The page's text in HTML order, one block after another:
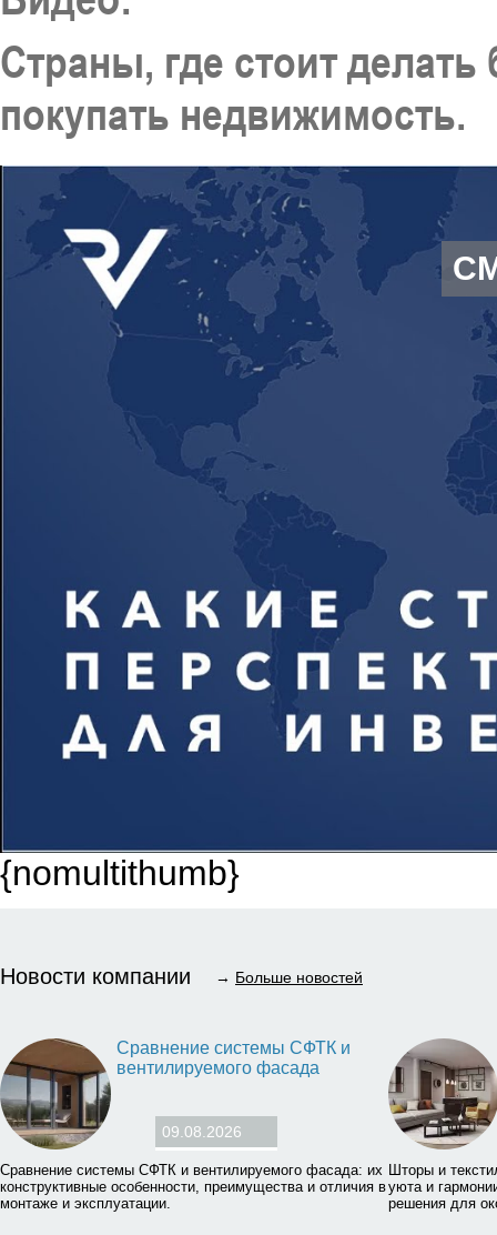
Страны, где стоит делать
покупать недвижимость.
{nomultithumb}
Новости компании → Больше новостей
Сравнение системы СФТК и
вентилируемого фасада
09.08.2026
Сравнение системы СФТК и вентилируемого фасада: их
конструктивные особенности, преимущества и отличия в
монтаже и эксплуатации.
Шторы и
уюта и
решения для